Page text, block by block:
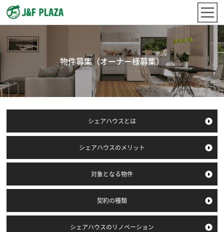
物件募集（オーナー様募集）
シェアハウスとは
シェアハウスのメリット
対象となる物件
契約の種類
シェアハウスのリノベーション